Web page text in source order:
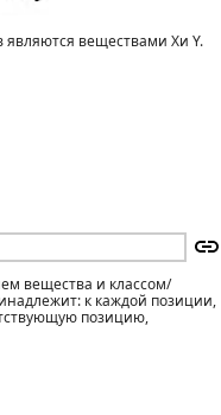
являются веществами Хи Y.
вещества и классом/
к каждой позиции,
позицию,